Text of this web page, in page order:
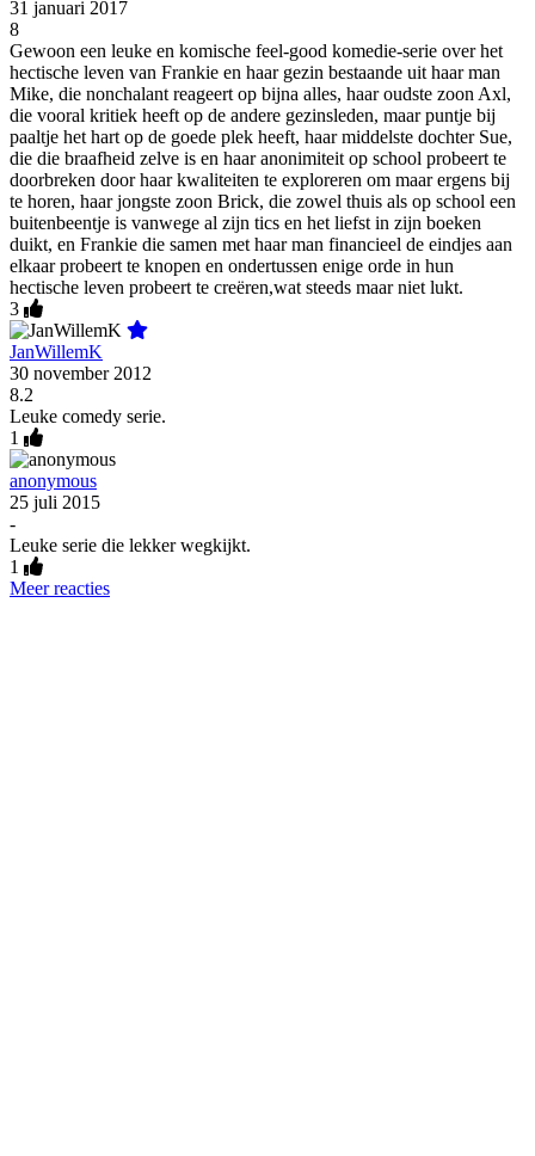
31 januari 2017
8
Gewoon een leuke en komische feel-good komedie-serie over het
hectische leven van Frankie en haar gezin bestaande uit haar man
Mike, die nonchalant reageert op bijna alles, haar oudste zoon Axl,
die vooral kritiek heeft op de andere gezinsleden, maar puntje bij
paaltje het hart op de goede plek heeft, haar middelste dochter Sue,
die die braafheid zelve is en haar anonimiteit op school probeert te
doorbreken door haar kwaliteiten te exploreren om maar ergens bij
te horen, haar jongste zoon Brick, die zowel thuis als op school een
buitenbeentje is vanwege al zijn tics en het liefst in zijn boeken
duikt, en Frankie die samen met haar man financieel de eindjes aan
elkaar probeert te knopen en ondertussen enige orde in hun
hectische leven probeert te creëren,wat steeds maar niet lukt.
3
JanWillemK
30 november 2012
8.2
Leuke comedy serie.
1
anonymous
25 juli 2015
-
Leuke serie die lekker wegkijkt.
1
Meer reacties